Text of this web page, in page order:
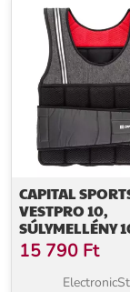
CAPITAL
VESTPRO 10,
SÚLYMELLÉNY
SÚLLYAL,
DARAB SÚLLYAL
15 790 Ft